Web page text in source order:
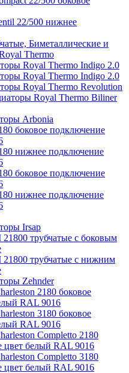
22/500 нижнее
Биметаллические и
Thermo
Royal Thermo Indigo 2.0
Royal Thermo Indigo 2.0
Royal Thermo Revolution
Royal Thermo Biliner
Arbonia
боковое подключение
нижнее подключение
боковое подключение
нижнее подключение
Irsap
трубчатые с боковым
21800 трубчатые с нижним
Zehnder
2180 боковое
RAL 9016
3180 боковое
RAL 9016
Completto 2180
белый RAL 9016
Completto 3180
белый RAL 9016